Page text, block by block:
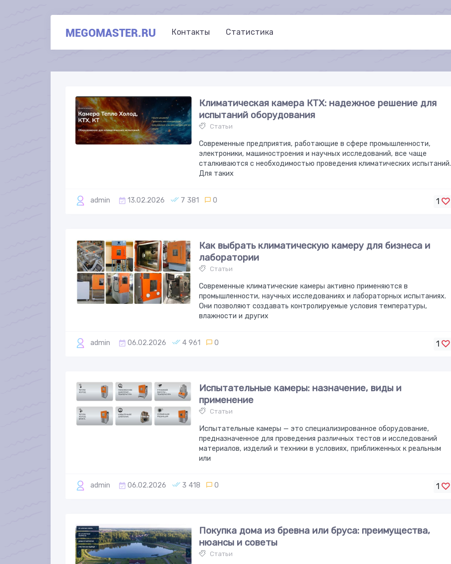
MEGOMASTER.RU Контакты Статистика
Климатическая камера КТХ: надежное решение для
испытаний оборудования
Статьи
Современные предприятия, работающие в сфере промышленности,
электроники, машиностроения и научных исследований, все чаще
сталкиваются с необходимостью проведения климатических испытаний.
Для таких
admin 13.02.2026 7 381 0 1
Как выбрать климатическую камеру для бизнеса и
лаборатории
Статьи
Современные климатические камеры активно применяются в
промышленности, научных исследованиях и лабораторных испытаниях.
Они позволяют создавать контролируемые условия температуры,
влажности и других
admin 06.02.2026 4 961 0 1
Испытательные камеры: назначение, виды и
применение
Статьи
Испытательные камеры — это специализированное оборудование,
предназначенное для проведения различных тестов и исследований
материалов, изделий и техники в условиях, приближенных к реальным
или
admin 06.02.2026 3 418 0 1
Покупка дома из бревна или бруса: преимущества,
нюансы и советы
Статьи